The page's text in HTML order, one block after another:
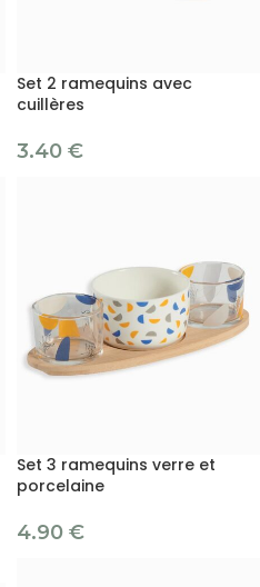
Set 2 ramequins avec
cuillères
3.40 €
Set 3 ramequins verre et
porcelaine
4.90 €